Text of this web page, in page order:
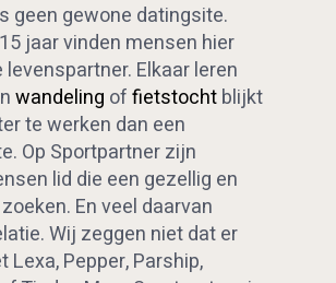
geen gewone datingsite.
jaar vinden mensen hier
Elkaar leren
wandeling offietstochtblijkt
te werken dan een
Op Sportpartner zijn
lid die een gezellig en
En veel daarvan
Wij zeggen niet dat er
Pepper, Parship,